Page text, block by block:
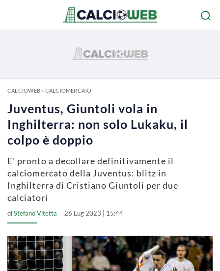
CALCIOWEB» CALCIOMERCATO
Juventus, Giuntoli vola in
Inghilterra: non solo Lukaku, il
colpo è doppio
E' pronto a decollare definitivamente il
calciomercato della Juventus: blitz in
Inghilterra di Cristiano Giuntoli per due
calciatori
diStefano Vitetta 26 Lug 2023 | 15:44